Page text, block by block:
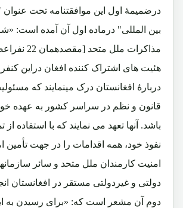
درضمیمۀ اول این موافقتنامه تحت عنوان
بین المللی" درماده اول آن آمده است:
مذاکرات ملل
هئیت های اشتراک کننده افغان دراین
دربارۀ افغانستان درک مینمایند که
قانون و نظم در سراسر کشور به عهده
باشد. آنها تعهد می نمایند که با استفاده از
نفوذ خود، همه اقدامات را در جهت
امنیت کارمندان ملل متحد و سائر
دولتی و غیردولتی مستقر در افغانستان
دوم آن مشعر است که: «برای رسیدن به